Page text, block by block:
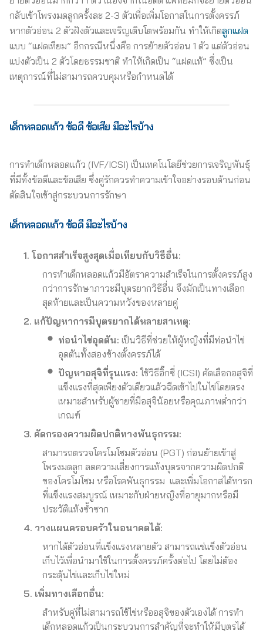
กลับเข้าโพรงมดลูกครั้งละ 2-3 ตัวเพื่อเพิ่มโอกาสในการตั้งครรภ์
หากตัวอ่อน 2 ตัวฝังตัวและเจริญเติบโตพร้อมกัน ทำให้เกิดลูกแฝด
แบบ “แฝดเทียม” อีกกรณีหนึ่งคือ การย้ายตัวอ่อน 1 ตัว แต่ตัวอ่อน
แบ่งตัวเป็น 2 ตัวโดยธรรมชาติ ทำให้เกิดเป็น “แฝดแท้” ซึ่งเป็น
เหตุการณ์ที่ไม่สามารถควบคุมหรือกำหนดได้
เด็กหลอดแก้ว ข้อดี ข้อเสีย มีอะไรบ้าง
การทำเด็กหลอดแก้ว (IVF/ICSI) เป็นเทคโนโลยีช่วยการเจริญพันธุ์
ที่มีทั้งข้อดีและข้อเสีย ซึ่งคู่รักควรทำความเข้าใจอย่างรอบด้านก่อน
ตัดสินใจเข้าสู่กระบวนการรักษา
เด็กหลอดแก้ว ข้อดีมีอะไรบ้าง
1. โอกาสสำเร็จสูงสุดเมื่อเทียบกับวิธีอื่น:
การทำเด็กหลอดแก้วมีอัตราความสำเร็จในการตั้งครรภ์สูง
กว่าการรักษาภาวะมีบุตรยากวิธีอื่น จึงมักเป็นทางเลือก
สุดท้ายและเป็นความหวังของหลายคู่
2. แก้ปัญหาการมีบุตรยากได้หลายสาเหตุ:
ท่อนำไข่อุดตัน: เป็นวิธีที่ช่วยให้ผู้หญิงที่มีท่อนำไข่
อุดตันทั้งสองข้างตั้งครรภ์ได้
ปัญหาอสุจิที่รุนแรง: ใช้วิธีอิ๊กซี่ (ICSI) คัดเลือกอสุจิที่
แข็งแรงที่สุดเพียงตัวเดียวแล้วฉีดเข้าไปในไข่โดยตรง
เหมาะสำหรับผู้ชายที่มีอสุจิน้อยหรือคุณภาพต่ำกว่า
เกณฑ์
3. คัดกรองความผิดปกติทางพันธุกรรม:
สามารถตรวจโครโมโซมตัวอ่อน (PGT) ก่อนย้ายเข้าสู่
โพรงมดลูก ลดความเสี่ยงการแท้งบุตรจากความผิดปกติ
ของโครโมโซม หรือโรคพันธุกรรม และเพิ่มโอกาสได้ทารก
ที่แข็งแรงสมบูรณ์ เหมาะกับฝ่ายหญิงที่อายุมากหรือมี
ประวัติแท้งซ้ำซาก
4. วางแผนครอบครัวในอนาคตได้:
หากได้ตัวอ่อนที่แข็งแรงหลายตัว สามารถแช่แข็งตัวอ่อน
เก็บไว้เพื่อนำมาใช้ในการตั้งครรภ์ครั้งต่อไป โดยไม่ต้อง
กระตุ้นไข่และเก็บไข่ใหม่
5. เพิ่มทางเลือกอื่น:
สำหรับคู่ที่ไม่สามารถใช้ไข่หรืออสุจิของตัวเองได้ การทำ
เด็กหลอดแก้วเป็นกระบวนการสำคัญที่จะทำให้มีบุตรได้